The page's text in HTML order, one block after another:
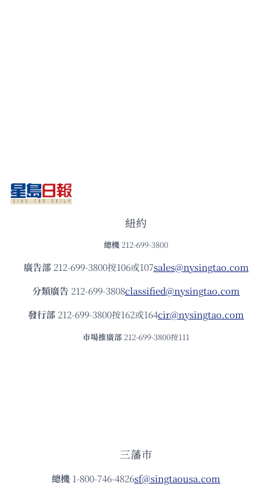
紐約
總機 212-699-3800
廣告部212-699-3800按106或107sales@nysingtao.com
分類廣告 212-699-3808classified@nysingtao.com
發⾏部 212-699-3800按162或164cir@nysingtao.com
市場推廣部 212-699-3800按111
三藩市
總機 1-800-746-4826sf@singtaousa.com